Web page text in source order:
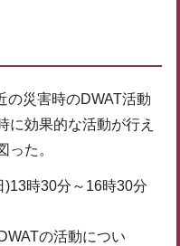
の災害時のDWAT活動
に効果的な活動が行え
った。
)13時30分～16時30分
の活動につい